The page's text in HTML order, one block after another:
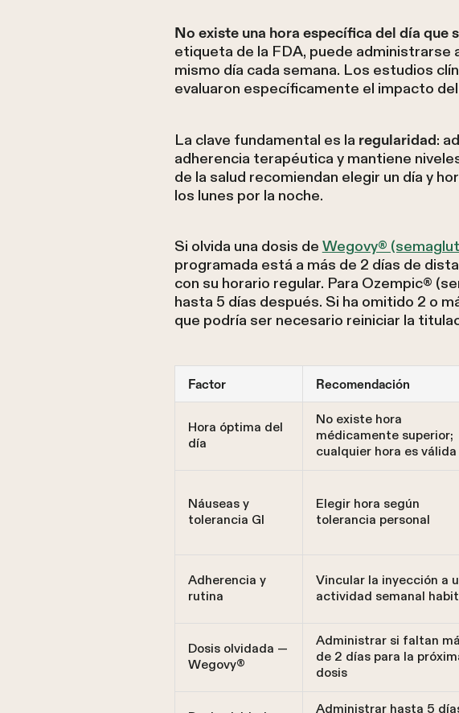
No existe una hora específica del día
etiqueta de la FDA, puede administrarse
mismo día cada semana. Los estudios
evaluaron específicamente el impacto
La clave fundamental es la regularidad :
adherencia terapéutica y mantiene
de la salud recomiendan elegir un día y
los lunes por la noche.
Si olvida una dosis deWegovy®
programada está a más de 2 días de
con su horario regular. Para Ozempic®
hasta 5 días después. Si ha omitido 2 o
que podría ser necesario reiniciar la
Factor Recomendación
Hora óptima del
día
No existe hora
médicamente superior;
cualquier hora es válida
Náuseas y
tolerancia GI
Elegir hora según
tolerancia personal
Adherencia y
rutina
Vincular la inyección a
actividad semanal
Dosis olvidada —
Wegovy®
Administrar si faltan
de 2 días para la
dosis